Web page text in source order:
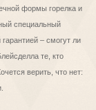
формы горелка и
специальный
– смогут ли
те, кто
верить, что нет: